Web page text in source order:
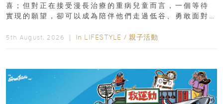
喜；但對正在接受漫長治療的重病兒童而言，一個等待
實現的願望，卻可以成為陪伴他們走過低谷、勇敢面對
5th August, 2026 ｜ In LIFESTYLE / 親子活動